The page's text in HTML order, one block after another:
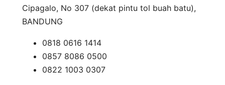
Cipagalo, No 307 (dekat pintu tol buah batu),
BANDUNG
0818 0616 1414
0857 8086 0500
0822 1003 0307